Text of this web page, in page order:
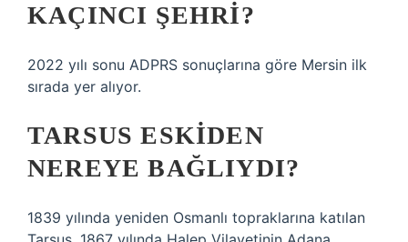
KAÇINCI ŞEHRI?
2022 yılı sonu ADPRS sonuçlarına göre Mersin ilk
sırada yer alıyor.
TARSUS ESKIDEN
NEREYE BAĞLIYDI?
1839 yılında yeniden Osmanlı topraklarına katılan